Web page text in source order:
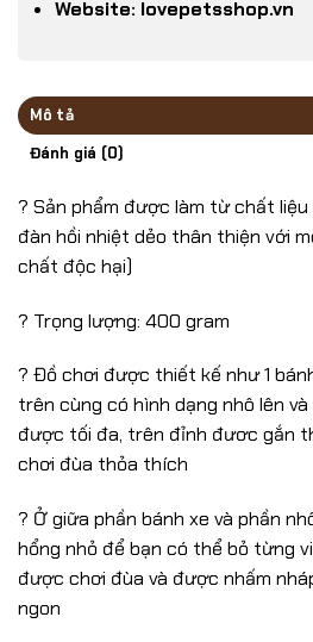
Website: lovepetsshop.vn
Mô tả
Đánh giá (0)
? Sản phẩm được làm từ chất liệu
đàn hồi nhiệt dẻo thân thiện với
chất độc hại)
? Trọng lượng: 400 gram
? Đồ chơi được thiết kế như 1
trên cùng có hình dạng nhô lên
được tối đa, trên đỉnh đươc gắn
chơi đùa thỏa thích
? Ở giữa phần bánh xe và phần
hổng nhỏ để bạn có thể bỏ từng
được chơi đùa và được nhấm
ngon